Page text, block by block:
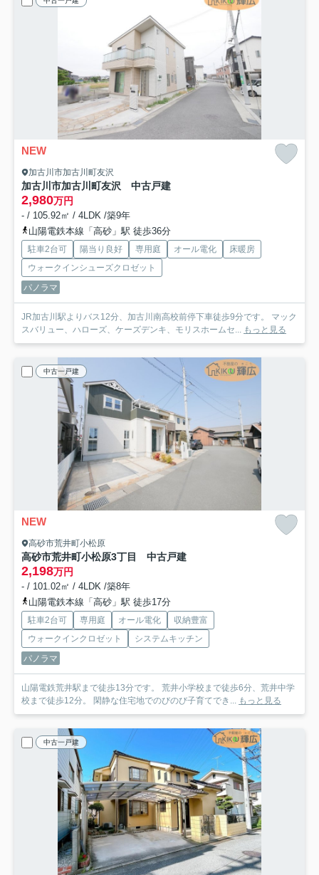
NEW
加古川市加古川町友沢
加古川市加古川町友沢 中古戸建
2,980万円
- / 105.92㎡ / 4LDK /築9年
山陽電鉄本線「高砂」駅 徒歩36分
駐車2台可 陽当り良好 専用庭 オール電化
床暖房
ウォークインシューズクロゼット
パノラマ
JR加古川駅よりバス12分、加古川南高校前停下車徒歩9分です。 マック
スバリュー、ハローズ、ケーズデンキ、モリスホームセ... もっと見る
中古一戸建
NEW
高砂市荒井町小松原
高砂市荒井町小松原3丁目 中古戸建
2,198万円
- / 101.02㎡ / 4LDK /築8年
山陽電鉄本線「高砂」駅 徒歩17分
駐車2台可 専用庭 オール電化
収納豊富
ウォークインクロゼット
システムキッチン
パノラマ
山陽電鉄荒井駅まで徒歩13分です。 荒井小学校まで徒歩6分、荒井中学
校まで徒歩12分。 閑静な住宅地でのびのび子育てでき... もっと見る
中古一戸建